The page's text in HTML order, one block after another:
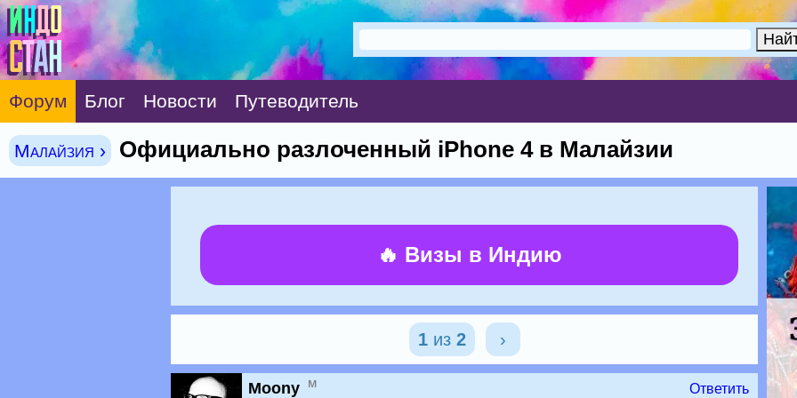
Форум Блог Новости Путеводитель
Малайзия › Официально разлоченный iPhone 4 в Малайзии
🔥 Визы в Индию
1из 2 ›
Moony м Ответить